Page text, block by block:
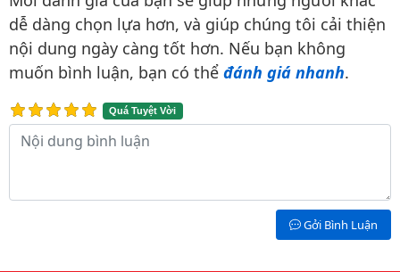
dễ dàng chọn lựa hơn, và giúp chúng tôi cải thiện
nội dung ngày càng tốt hơn. Nếu bạn không
muốn bình luận, bạn có thể đánh giá nhanh.
Quá Tuyệt Vời
Nội dung bình luận
Gởi Bình Luận